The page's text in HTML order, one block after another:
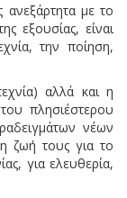
ανεξάρτητα με το
εξουσίας, είναι
την ποίηση,
αλλά και η
πλησιέστερου
νέων
ζωή τους για το
για ελευθερία,